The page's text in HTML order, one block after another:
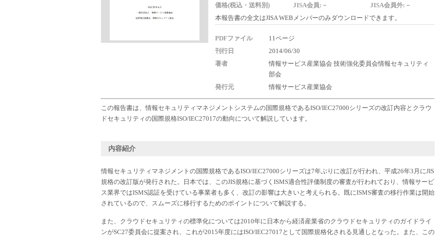
価格(税込・送料別) JISA会員:－
JISA会員外:－
本報告書の全文はJISA WEBメンバーのみダウンロードできます。
PDFファイル
11ページ
刊行日
2014/06/30
著者
情報サービス産業協会 技術強化委員会情報セキュリティ
部会
発行元
情報サービス産業協会
この報告書は、情報セキュリティマネジメントシステムの国際規格であるISO/IEC27000シリーズの改訂内容とクラウ
ドセキュリティの国際規格ISO/IEC27017の動向について解説しています。
内容紹介
情報セキュリティマネジメントの国際規格であるISO/IEC27000シリーズは7年ぶりに改訂が行われ、平成26年3月にJIS
規格の改訂版が発行された。日本では、このJIS規格に基づくISMS適合性評価制度の審査が行われており、情報サービ
ス業界ではISMS認証を受けている事業者も多く、改訂の影響は大きいと考えられる。既にISMS審査の移行作業は開始
されているので、スムーズに移行するためのポイントについて解説する。
また、クラウドセキュリティの標準化については2010年に日本から経済産業省のクラウドセキュリティのガイドライ
ンがSC27委員会に提案され、これが2015年度にはISO/IEC27017として国際規格化される見通しとなった。また、この